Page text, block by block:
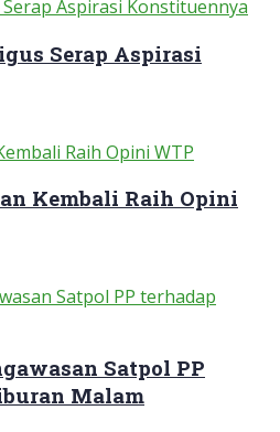
Serap Aspirasi
Kembali Raih Opini
Satpol PP
Malam